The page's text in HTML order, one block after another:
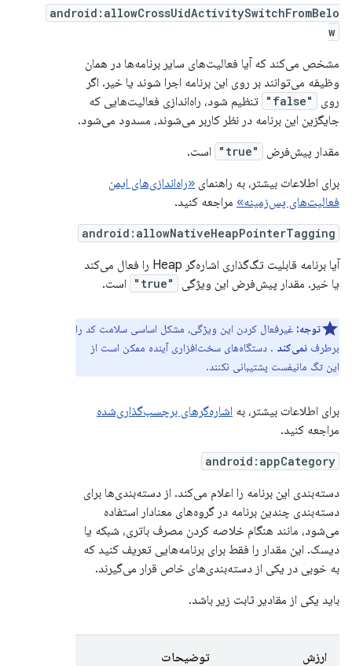
android:allowCrossUidActivitySwitchFromBelo
w
مشخص می‌کند که آیا فعالیت‌های سایر برنامه‌ها در همان
وظیفه می‌توانند بر روی این برنامه اجرا شوند یا خیر. اگر
روی
"false"
تنظیم شود، راه‌اندازی فعالیت‌هایی که
جایگزین این برنامه در نظر کاربر می‌شوند، مسدود می‌شود.
مقدار پیش‌فرض
"true"
است.
برای اطلاعات بیشتر، به راهنمای «راه‌اندازی‌های ایمن
فعالیت‌های پس‌زمینه» مراجعه کنید.
android:allowNativeHeapPointerTagging
آیا برنامه قابلیت تگ‌گذاری اشاره‌گر Heap را فعال می‌کند
یا خیر. مقدار پیش‌فرض این ویژگی
"true" است.
توجه: غیرفعال کردن این ویژگی، مشکل اساسی سلامت کد را
برطرف نمی‌کند . دستگاه‌های سخت‌افزاری آینده ممکن است از
این تگ مانیفست پشتیبانی نکنند.
برای اطلاعات بیشتر، به اشاره‌گرهای برچسب‌گذاری‌شده
مراجعه کنید.
android:appCategory
دسته‌بندی این برنامه را اعلام می‌کند. از دسته‌بندی‌ها برای
دسته‌بندی چندین برنامه در گروه‌های معنادار استفاده
می‌شود، مانند هنگام خلاصه کردن مصرف باتری، شبکه یا
دیسک. این مقدار را فقط برای برنامه‌هایی تعریف کنید که
به خوبی در یکی از دسته‌بندی‌های خاص قرار می‌گیرند.
باید یکی از مقادیر ثابت زیر باشد.
ارزش توضیحات